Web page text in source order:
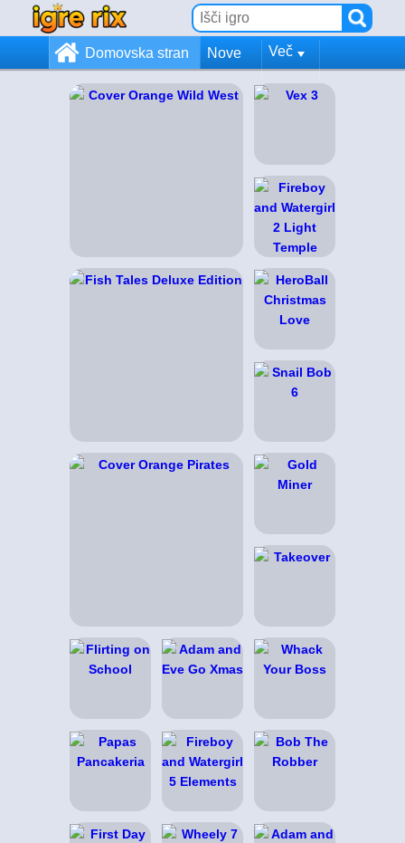
Domovska stran Nove Več